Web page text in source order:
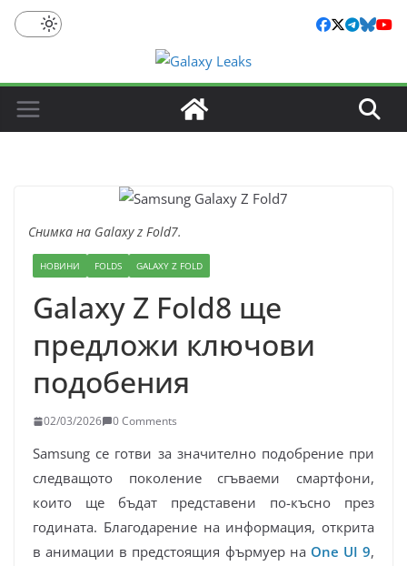
Skip
Снимка на Galaxy z Fold7.
НОВИНИ FOLDS GALAXY Z FOLD
Galaxy Z Fold8 ще
предложи ключови
подобения
02/03/2026 0 Comments
Samsung се готви за значително подобрение при
следващото поколение сгъваеми смартфони,
които ще бъдат представени по-късно през
годината. Благодарение на информация, открита
в анимации в предстоящия фърмуер на One UI 9,